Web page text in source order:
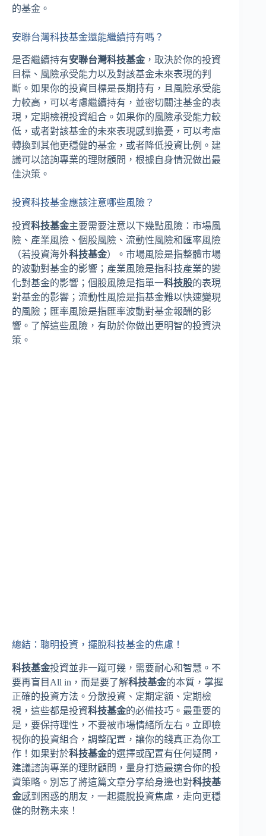
的基金。
安聯台灣科技基金還能繼續持有嗎？
是否繼續持有安聯台灣科技基金 ，取決於你的投資
目標、風險承受能力以及對該基金未來表現的判
斷。如果你的投資目標是長期持有，且風險承受能
力較高，可以考慮繼續持有，並密切關注基金的表
現，定期檢視投資組合。如果你的風險承受能力較
低，或者對該基金的未來表現感到擔憂，可以考慮
轉換到其他更穩健的基金，或者降低投資比例。建
議可以諮詢專業的理財顧問，根據自身情況做出最
佳決策。
投資科技基金應該注意哪些風險？
投資科技基金主要需要注意以下幾點風險：市場風
險、產業風險、個股風險、流動性風險和匯率風險
（若投資海外科技基金）。市場風險是指整體市場
的波動對基金的影響；產業風險是指科技產業的變
化對基金的影響；個股風險是指單一科技股的表現
對基金的影響；流動性風險是指基金難以快速變現
的風險；匯率風險是指匯率波動對基金報酬的影
響。了解這些風險，有助於你做出更明智的投資決
策。
總結：聰明投資，擺脫科技基金的焦慮！
科技基金投資並非一蹴可幾，需要耐心和智慧。不
要再盲目All in，而是要了解科技基金的本質，掌握
正確的投資方法。分散投資、定期定額、定期檢
視，這些都是投資科技基金的必備技巧。最重要的
是，要保持理性，不要被市場情緒所左右。立即檢
視你的投資組合，調整配置，讓你的錢真正為你工
作！如果對於科技基金的選擇或配置有任何疑問，
建議諮詢專業的理財顧問，量身打造最適合你的投
資策略。別忘了將這篇文章分享給身邊也對科技基
金感到困惑的朋友，一起擺脫投資焦慮，走向更穩
健的財務未來！